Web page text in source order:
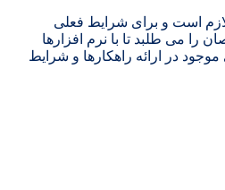
است و برای شرایط فعلی
را می طلبد تا با نرم افزارها
در ارائه راهکارها و شرایط